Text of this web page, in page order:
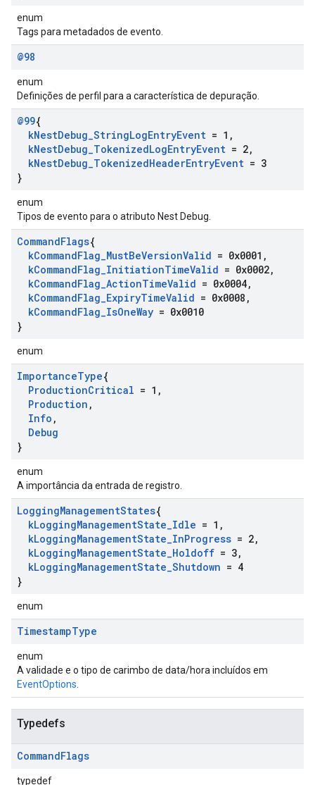
enum
Tags para metadados de evento.
@98
enum
Definições de perfil para a característica de depuração.
@99{
kNestDebug_StringLogEntryEvent = 1 ,
kNestDebug_TokenizedLogEntryEvent = 2,
kNestDebug_TokenizedHeaderEntryEvent = 3
}
enum
Tipos de evento para o atributo Nest Debug.
CommandFlags{
kCommandFlag_MustBeVersionValid = 0x0001 ,
kCommandFlag_InitiationTimeValid = 0x0002,
kCommandFlag_ActionTimeValid = 0x0004,
kCommandFlag_ExpiryTimeValid = 0x0008 ,
kCommandFlag_IsOneWay = 0x0010
}
enum
ImportanceType{
ProductionCritical = 1 ,
Production ,
Info ,
Debug
}
enum
A importância da entrada de registro.
LoggingManagementStates{
kLoggingManagementState_Idle = 1 ,
kLoggingManagementState_InProgress = 2,
kLoggingManagementState_Holdoff = 3,
kLoggingManagementState_Shutdown = 4
}
enum
TimestampType
enum
A validade e o tipo de carimbo de data/hora incluídos em
EventOptions
Typedefs
CommandFlags
typedef